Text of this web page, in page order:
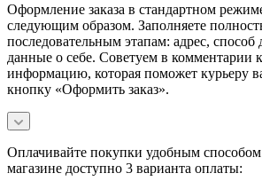
Оформление заказа в стандартном
следующим образом. Заполняете
последовательным этапам: адрес, способ
данные о себе. Советуем в комментарии к
информацию, которая поможет курьеру
кнопку «Оформить заказ».
Оплачивайте покупки удобным
магазине доступно 3 варианта оплаты: